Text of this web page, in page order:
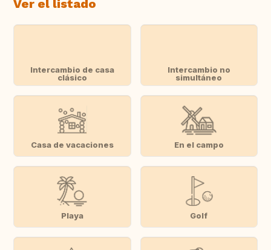
Ver el listado
Intercambio de casa
clásico
Intercambio no
simultáneo
Casa de vacaciones En el campo
Playa Golf